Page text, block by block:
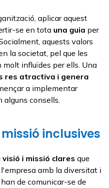
aplicar aquest
se en tota una guia per
aquests valors
la societat, pel que les
influïdes per ells. Una
res atractiva i genera
a implementar
alguns consells.
inclusives
visió i missió clares que
amb la diversitat i
de comunicar-se de